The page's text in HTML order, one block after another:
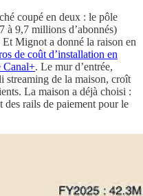
coupé en deux : le pôle
à 9,7 millions d’abonnés)
Mignot a donné la raison en
de coût d’installation en
Canal+. Le mur d’entrée,
streaming de la maison, croît
La maison a déjà choisi :
des rails de paiement pour le